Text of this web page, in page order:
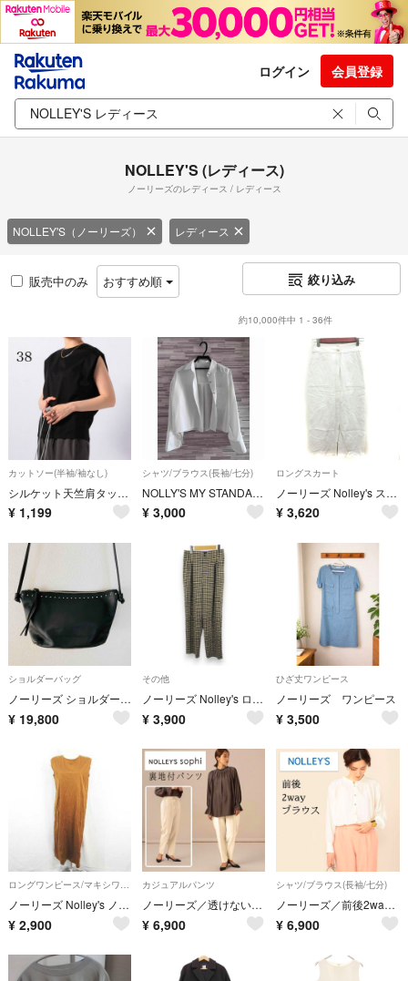
ログイン 会員登録
NOLLEY'S (レディース)
ノーリーズのレディース / レディース
NOLLEY'S（ノーリーズ） レディース
販売中のみ おすすめ順 絞り込み
約10,000件中 1 - 36件
カットソー(半袖/袖なし)
シルケット天竺肩タックノースリーブカットソー
¥ 1,199
シャツ/ブラウス(長袖/七分)
NOLLY'S MY STANDARD ショートシャツ
¥ 3,000
ロングスカート
ノーリーズ Nolley's スカート タイト マキシ 麻混 リネン混 38
¥ 3,620
ショルダーバッグ
ノーリーズ ショルダーバッグ 黒 ブラック スタッズ レザーポシェット 斜め掛け
¥ 19,800
その他
ノーリーズ Nolley's ロング丈 パンツ 38 ブラウン 茶系 チェック
¥ 3,900
ひざ丈ワンピース
ノーリーズ ワンピース
¥ 3,500
ロングワンピース/マキシワンピース
ノーリーズ Nolley's ノースリーブ ワンピース ロング丈 綿 38
¥ 2,900
カジュアルパンツ
ノーリーズ／透けない裏地付パウダリーツイルイージーパンツ アイボリーホワイト
¥ 6,900
シャツ/ブラウス(長袖/七分)
ノーリーズ／前後2wayスタンドカラーとろみギャザーブラウス アイボリーホワイト
¥ 6,900